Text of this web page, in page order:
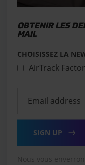
OBTENIR LES
MAIL
CHOISISSEZ LA
AirTrack
SIGN UP
Nous vous